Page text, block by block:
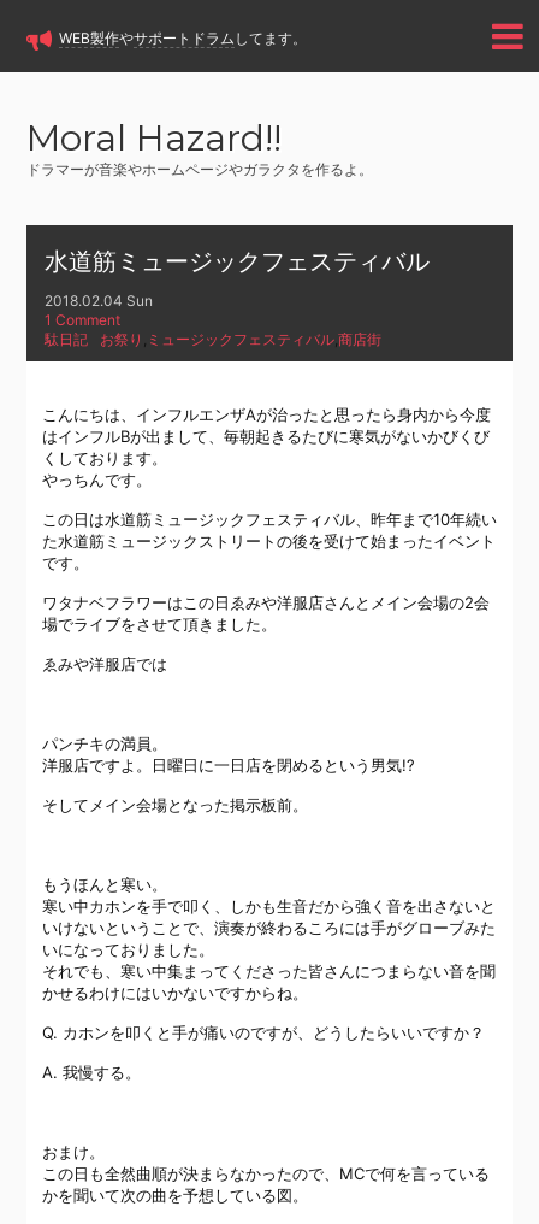
WEB製作やサポートドラム してます。
Moral Hazard!!
ドラマーが音楽やホームページやガラクタを作るよ。
水道筋ミュージックフェスティバル
2018.02.04 Sun
1 Comment
駄日記
お祭り , ミュージックフェスティバル,商店街
こんにちは、インフルエンザAが治ったと思ったら身内から今度
はインフルBが出まして、毎朝起きるたびに寒気がないかびくび
くしております。
やっちんです。
この日は水道筋ミュージックフェスティバル、昨年まで10年続い
た水道筋ミュージックストリートの後を受けて始まったイベント
です。
ワタナベフラワーはこの日ゑみや洋服店さんとメイン会場の2会
場でライブをさせて頂きました。
ゑみや洋服店では
パンチキの満員。
洋服店ですよ。日曜日に一日店を閉めるという男気!?
そしてメイン会場となった掲示板前。
もうほんと寒い。
寒い中カホンを手で叩く、しかも生音だから強く音を出さないと
いけないということで、演奏が終わるころには手がグローブみた
いになっておりました。
それでも、寒い中集まってくださった皆さんにつまらない音を聞
かせるわけにはいかないですからね。
Q. カホンを叩くと手が痛いのですが、どうしたらいいですか？
A. 我慢する。
おまけ。
この日も全然曲順が決まらなかったので、MCで何を言っている
かを聞いて次の曲を予想している図。